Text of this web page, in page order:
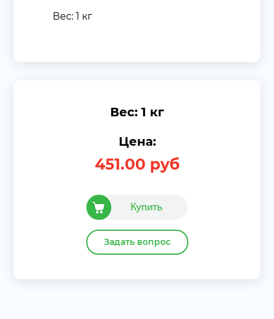
Вес: 1 кг
Вес: 1 кг
Цена:
451.00 руб
Задать вопрос